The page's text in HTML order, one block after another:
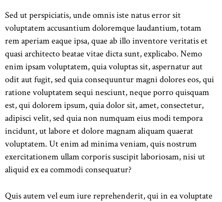
Sed ut perspiciatis, unde omnis iste natus error sit
voluptatem accusantium doloremque laudantium, totam
rem aperiam eaque ipsa, quae ab illo inventore veritatis et
quasi architecto beatae vitae dicta sunt, explicabo. Nemo
enim ipsam voluptatem, quia voluptas sit, aspernatur aut
odit aut fugit, sed quia consequuntur magni dolores eos, qui
ratione voluptatem sequi nesciunt, neque porro quisquam
est, qui dolorem ipsum, quia dolor sit, amet, consectetur,
adipisci velit, sed quia non numquam eius modi tempora
incidunt, ut labore et dolore magnam aliquam quaerat
voluptatem. Ut enim ad minima veniam, quis nostrum
exercitationem ullam corporis suscipit laboriosam, nisi ut
aliquid ex ea commodi consequatur?
Quis autem vel eum iure reprehenderit, qui in ea voluptate